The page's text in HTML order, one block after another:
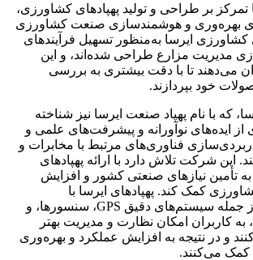
تمرکز بر طراحی و تولید پهپادهای کشاورزی،
بهره‌وری و هوشمندسازی صنعت کشاورزی
کشاورزی ایرسا به‌منظور تسهیل فرآیندهای
مدیریت مزارع طراحی شده‌اند، و این
می‌دهند تا با دقت بیشتری به بررسی
خود بپردازند.
که با نام پهپاد صنعت ایرسا نیز شناخته
از ایده‌های نوآورانه و پیشرفت‌های علمی و
فناوری‌های مرتبط با مخابرات و
شرکت تلاش دارد با ارائه پهپادهای
تأمین نیازهای صنعتی کشور و افزایش
کمک کند. پهپادهای ایرسا با
فناوری‌های مدرن، از جمله سیستم‌های دقیق GPS، سنسورها، و
به کاربران امکان نظارت و مدیریت بهتر
و در نتیجه به افزایش عملکرد و بهره‌وری
می‌کنند.